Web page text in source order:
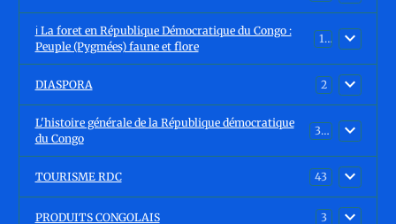
ℹ️ La foret en République Démocratique du Congo :
Peuple (Pygmées) faune et flore
15
DIASPORA 2
L'histoire générale de la République démocratique
du Congo
30
TOURISME RDC 43
PRODUITS CONGOLAIS 3